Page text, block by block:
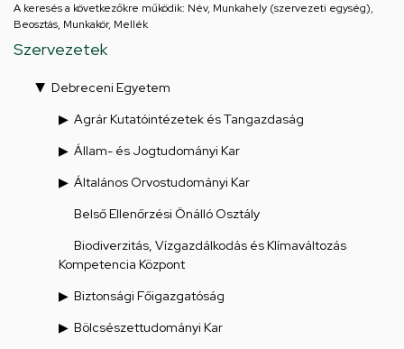
A keresés a következőkre működik: Név, Munkahely (szervezeti egység),
Beosztás, Munkakör, Mellék
Szervezetek
Debreceni Egyetem
Agrár Kutatóintézetek és Tangazdaság
Állam- és Jogtudományi Kar
Általános Orvostudományi Kar
Belső Ellenőrzési Önálló Osztály
Biodiverzitás, Vízgazdálkodás és Klímaváltozás
Kompetencia Központ
Biztonsági Főigazgatóság
Bölcsészettudományi Kar